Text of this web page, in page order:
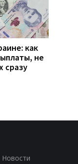
как
не
сразу
Новости